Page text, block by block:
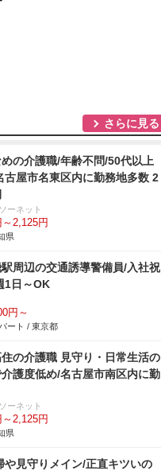
さらに見る
の介護職/年齢不問/50代以上
古屋市名東区内に勤務地多数 2
ーネット
2,125円
県
駅周辺の交通誘導警備員/入社祝
1日～OK
円～
ート / 東京都
住の介護職 見守り・日常生活の
護度低め/名古屋市南区内に勤
ーネット
2,125円
県
や見守りメイン/正直キツいの